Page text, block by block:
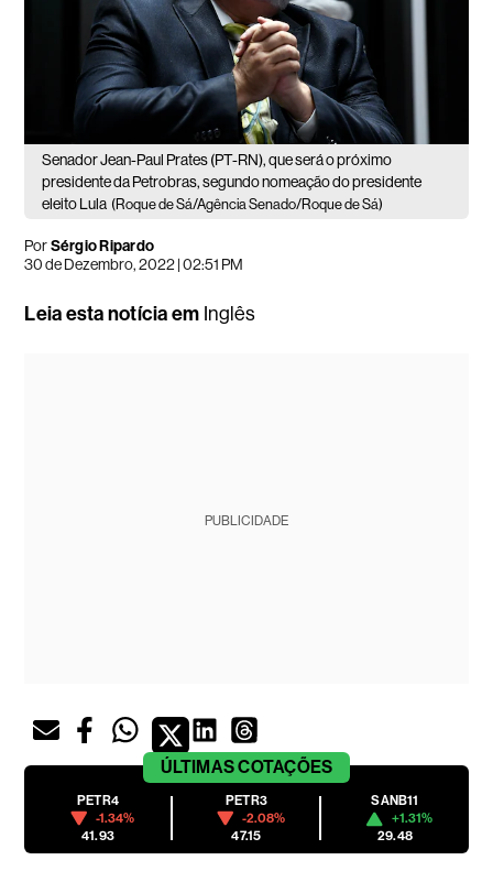
Senador Jean-Paul Prates (PT-RN), que será o próximo
presidente da Petrobras, segundo nomeação do presidente
eleito Lula (Roque de Sá/Agência Senado/Roque de Sá)
PorSérgio Ripardo
30 de Dezembro, 2022 | 02:51 PM
Leia esta notícia em Inglês
PUBLICIDADE
ÚLTIMASCOTAÇÕES
PETR4
-1.34%
41.93
PETR3
-2.08%
47.15
SANB11
+1.31%
29.48